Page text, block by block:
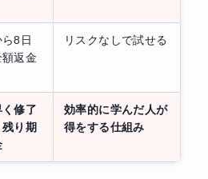
8日
返金
リスクなしで試せる
修了
り期
効率的に学んだ人が
得をする仕組み